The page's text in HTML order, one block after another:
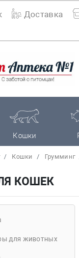
Доставка
Кошки
Кошки Грумминг
КОШЕК
для животных